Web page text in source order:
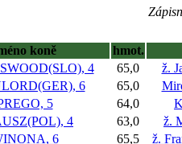
koně
hmot.
4 65,0
ž.
6 65,0
5 64,0
4 63,0
ž.
6 65,5
ž.